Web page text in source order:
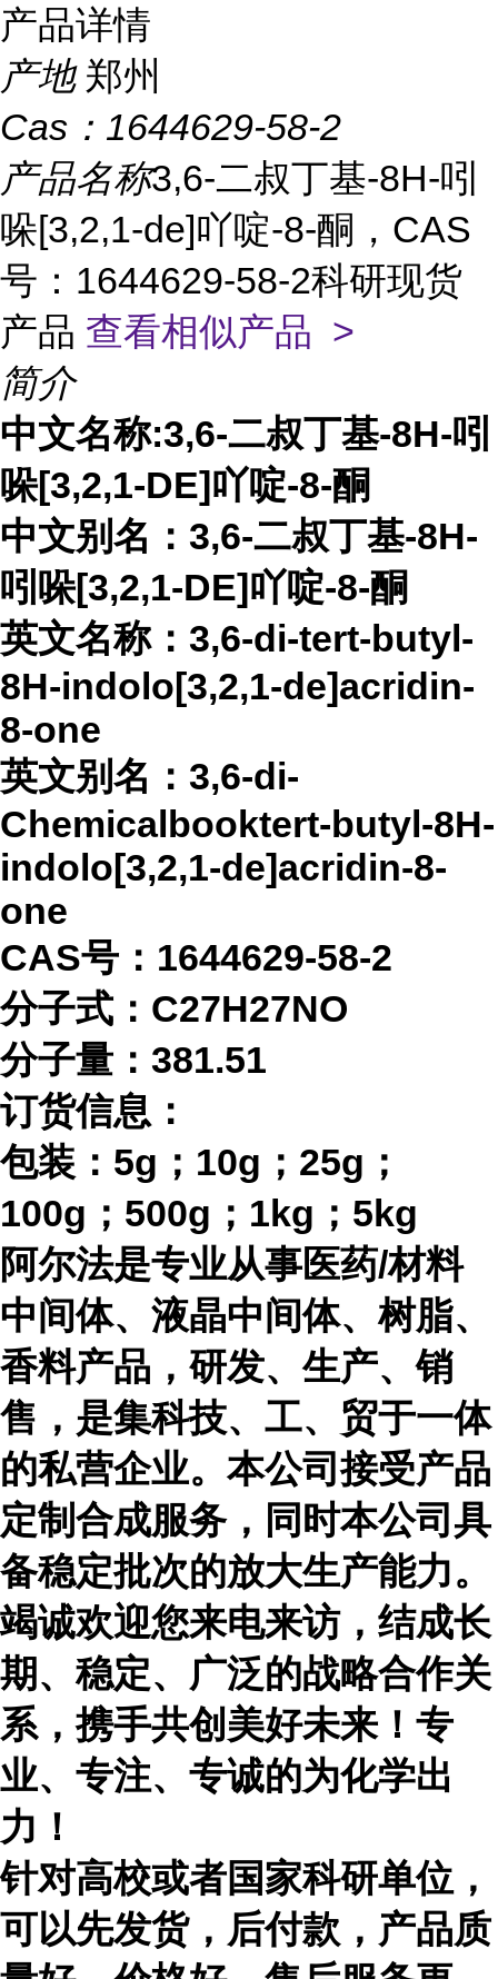
产品详情
产地 郑州
Cas： 1644629-58-2
产品名称3,6-二叔丁基-8H-吲
哚[3,2,1-de]吖啶-8-酮，CAS
号：1644629-58-2科研现货
产品 查看相似产品 >
简介
中文名称:3,6-二叔丁基-8H-吲
哚[3,2,1-DE]吖啶-8-酮
中文别名： 3,6-二叔丁基-8H-
吲哚[3,2,1-DE]吖啶-8-酮
英文名称： 3,6-di-tert-butyl-
8H-indolo[3,2,1-de]acridin-
8-one
英文别名： 3,6-di-
Chemicalbooktert-butyl-8H-
indolo[3,2,1-de]acridin-8-
one
CAS号：1644629-58-2
分子式： C27H27NO
分子量： 381.51
订货信息：
包装： 5g；10g；25g；
100g；500g；1kg；5kg
阿尔法是专业从事医药/材料
中间体、液晶中间体、树脂、
香料产品，研发、生产、销
售，是集科技、工、贸于一体
的私营企业。本公司接受产品
定制合成服务，同时本公司具
备稳定批次的放大生产能力。
竭诚欢迎您来电来访，结成长
期、稳定、广泛的战略合作关
系，携手共创美好未来！专
业、专注、专诚的为化学出
力！
针对高校或者国家科研单位，
可以先发货，后付款，产品质